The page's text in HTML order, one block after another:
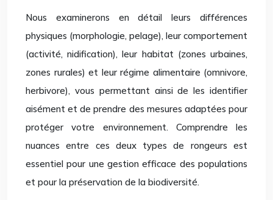
Nous examinerons en détail leurs différences
physiques (morphologie, pelage), leur comportement
(activité, nidification), leur habitat (zones urbaines,
zones rurales) et leur régime alimentaire (omnivore,
herbivore), vous permettant ainsi de les identifier
aisément et de prendre des mesures adaptées pour
protéger votre environnement. Comprendre les
nuances entre ces deux types de rongeurs est
essentiel pour une gestion efficace des populations
et pour la préservation de la biodiversité.